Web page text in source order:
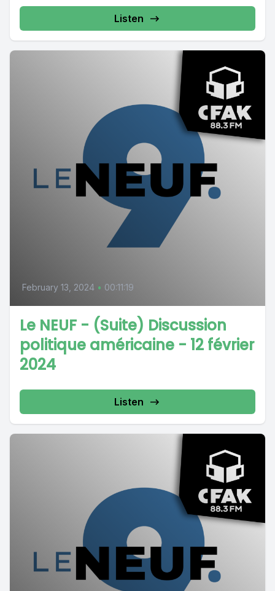
Listen
February 13, 2024 • 00:11:19
Le NEUF - (Suite) Discussion
politique américaine - 12 février
2024
Listen